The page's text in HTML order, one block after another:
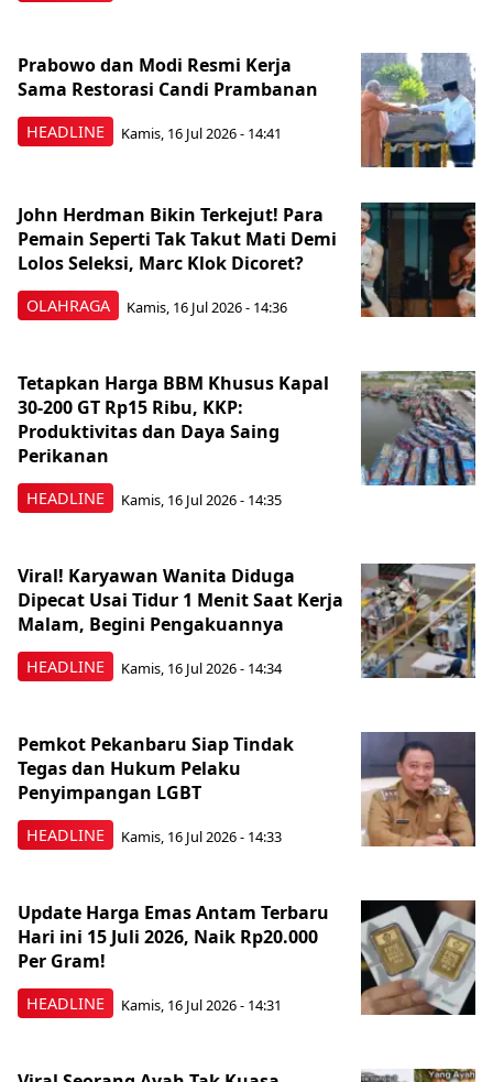
HEADLINE
Prabowo dan Modi Resmi Kerja
Sama Restorasi Candi Prambanan
Kamis, 16 Jul 2026 - 14:41
OLAHRAGA
John Herdman Bikin Terkejut! Para
Pemain Seperti Tak Takut Mati Demi
Lolos Seleksi, Marc Klok Dicoret?
Kamis, 16 Jul 2026 - 14:36
HEADLINE
Tetapkan Harga BBM Khusus Kapal
30-200 GT Rp15 Ribu, KKP:
Produktivitas dan Daya Saing
Perikanan
Kamis, 16 Jul 2026 - 14:35
HEADLINE
Viral! Karyawan Wanita Diduga
Dipecat Usai Tidur 1 Menit Saat Kerja
Malam, Begini Pengakuannya
Kamis, 16 Jul 2026 - 14:34
HEADLINE
Pemkot Pekanbaru Siap Tindak
Tegas dan Hukum Pelaku
Penyimpangan LGBT
Kamis, 16 Jul 2026 - 14:33
HEADLINE
Update Harga Emas Antam Terbaru
Hari ini 15 Juli 2026, Naik Rp20.000
Per Gram!
Kamis, 16 Jul 2026 - 14:31